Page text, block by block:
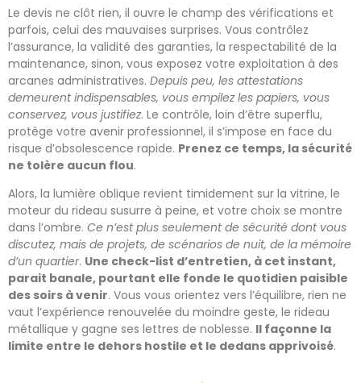
Le devis ne clôt rien, il ouvre le champ des vérifications et
parfois, celui des mauvaises surprises. Vous contrôlez
l’assurance, la validité des garanties, la respectabilité de la
maintenance, sinon, vous exposez votre exploitation à des
arcanes administratives. Depuis peu, les attestations
demeurent indispensables, vous empilez les papiers, vous
conservez, vous justifiez. Le contrôle, loin d’être superflu,
protège votre avenir professionnel, il s’impose en face du
risque d’obsolescence rapide. Prenez ce temps, la sécurité
ne tolère aucun flou.
Alors, la lumière oblique revient timidement sur la vitrine, le
moteur du rideau susurre à peine, et votre choix se montre
dans l’ombre. Ce n’est plus seulement de sécurité dont vous
discutez, mais de projets, de scénarios de nuit, de la mémoire
d’un quartier. Une check-list d’entretien, à cet instant,
parait banale, pourtant elle fonde le quotidien paisible
des soirs à venir. Vous vous orientez vers l’équilibre, rien ne
vaut l’expérience renouvelée du moindre geste, le rideau
métallique y gagne ses lettres de noblesse. Il façonne la
limite entre le dehors hostile et le dedans apprivoisé.